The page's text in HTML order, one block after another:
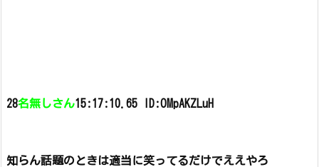
28名無しさん15:17:10.65 ID:OMpAKZLuH
知らん話題のときは適当に笑ってるだけでええやろ